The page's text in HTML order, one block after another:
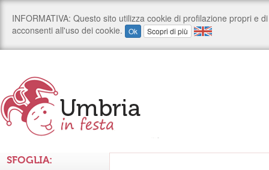
SFOGLIA: